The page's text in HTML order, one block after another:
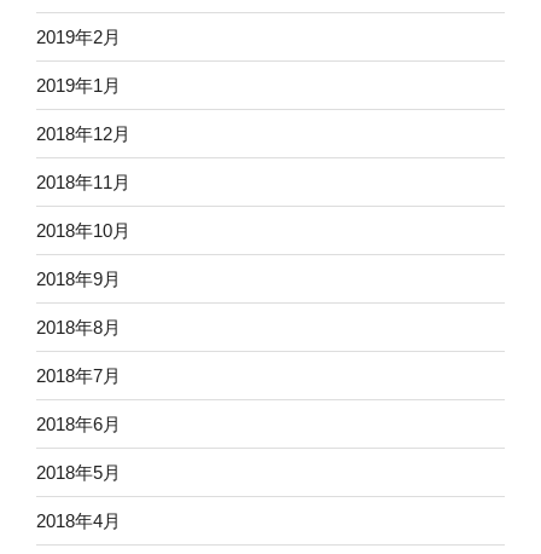
2019年2月
2019年1月
2018年12月
2018年11月
2018年10月
2018年9月
2018年8月
2018年7月
2018年6月
2018年5月
2018年4月